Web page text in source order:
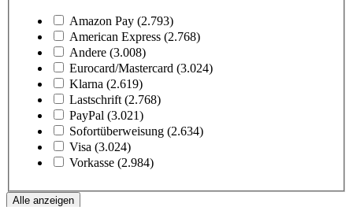
Amazon Pay (2.793)
American Express (2.768)
Andere (3.008)
Eurocard/Mastercard (3.024)
Klarna (2.619)
Lastschrift (2.768)
PayPal (3.021)
Sofortüberweisung (2.634)
Visa (3.024)
Vorkasse (2.984)
Alle anzeigen